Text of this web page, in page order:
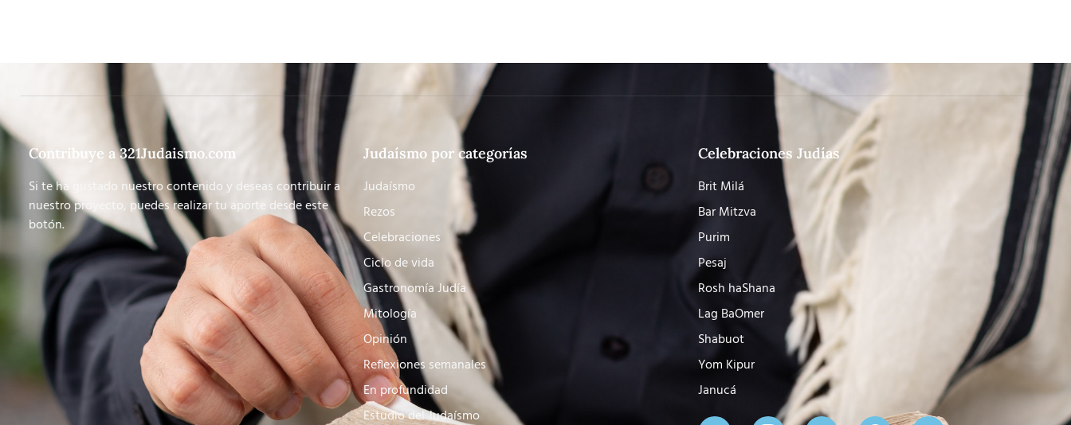
Contribuye a 321Judaismo.com
Si te ha gustado nuestro contenido y deseas contribuir a
nuestro proyecto, puedes realizar tu aporte desde este
botón.
Judaísmo por categorías
Judaísmo
Rezos
Celebraciones
Ciclo de vida
Gastronomía Judía
Mitología
Opinión
Reflexiones semanales
En profundidad
Estudio del Judaísmo
Celebraciones Judías
Brit Milá
Bar Mitzva
Purim
Pesaj
Rosh haShana
Lag BaOmer
Shabuot
Yom Kipur
Janucá